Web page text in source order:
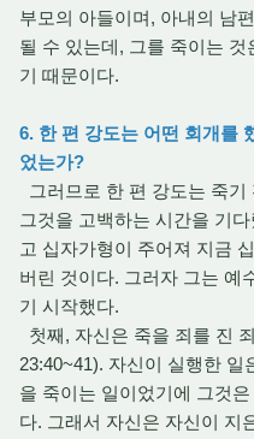
부모의 아들이며, 아내의 남
될 수 있는데, 그를 죽이는
기 때문이다.
6. 한 편 강도는 어떤 회개를
었는가?
그러므로 한 편 강도는 죽
그것을 고백하는 시간을 기
고 십자가형이 주어져 지금
버린 것이다. 그러자 그는 예
기 시작했다.
첫째, 자신은 죽을 죄를 진
23:40~41). 자신이 실행한
을 죽이는 일이었기에 그것
다. 그래서 자신은 자신이 지